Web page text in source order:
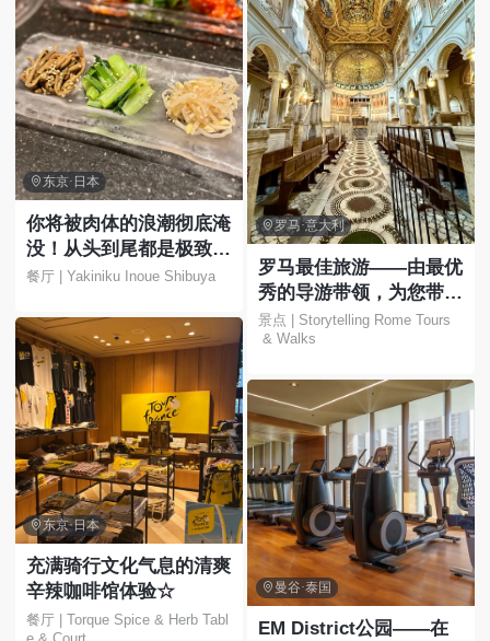
罗马·意大利
罗马最佳旅游——由最优
秀的导游带领，为您带来
难忘的体验！
景点 | Storytelling Rome Tours
& Walks
 东京·日本
你将被肉体的浪潮彻底淹
没！从头到尾都是极致的
快感！
餐厅 | Yakiniku Inoue Shibuya
 曼谷·泰国
EM District公园——在
 东京·日本
充满骑行文化气息的清爽
辛辣咖啡馆体验☆
餐厅 | Torque Spice & Herb Tabl